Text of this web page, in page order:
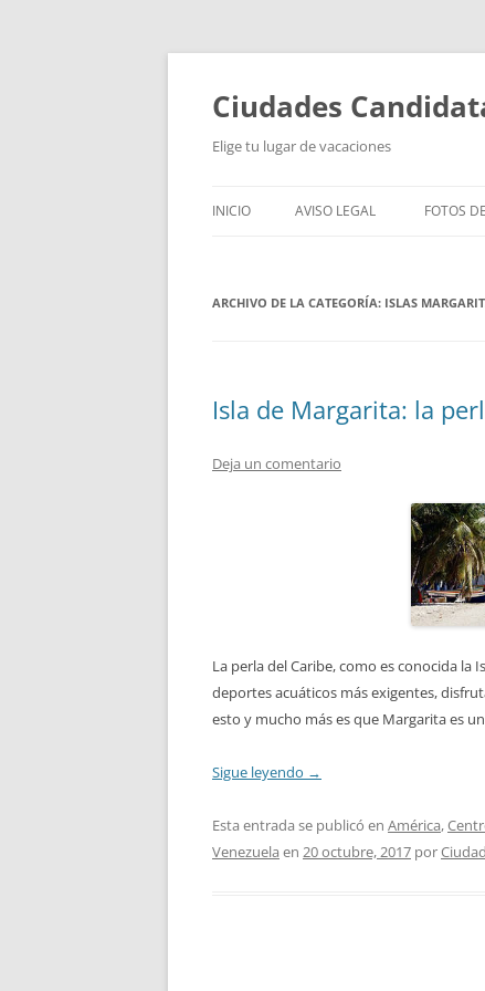
Saltar
contenido
Ciudades
Elige tu lugar de vacaciones
INICIO AVISO LEGAL FOTOS
ARCHIVO DE LA CATEGORÍA: ISLAS
Isla de Margarita: la
Deja un comentario
La perla del Caribe, como es conocida
deportes acuáticos más exigentes,
esto y mucho más es que Margarita es
Sigue leyendo →
Esta entrada se publicó en América,
Venezuela en 20 octubre, 2017 por